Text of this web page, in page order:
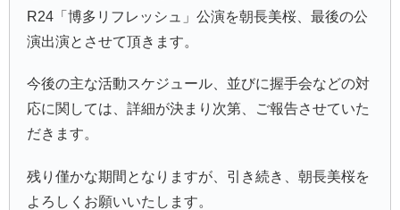
R24「博多リフレッシュ」公演を朝長美桜、最後の公
演出演とさせて頂きます。
今後の主な活動スケジュール、並びに握手会などの対
応に関しては、詳細が決まり次第、ご報告させていた
だきます。
残り僅かな期間となりますが、引き続き、朝長美桜を
よろしくお願いいたします。